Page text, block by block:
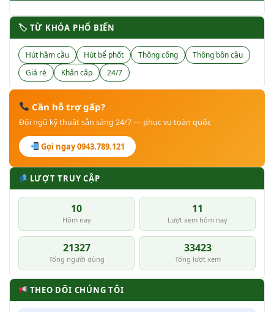
🏷 TỪ KHÓA PHỔ BIẾN
Hút hầm cầu Hút bể phốt Thông cống
Thông bồn cầu
Giá rẻ
Khẩn cấp 24/7
Cần hỗ trợ gấp?
Đội ngũ kỹ thuật sẵn sàng 24/7 — phục vụ toàn quốc
Gọi ngay 0943.789.121
LƯỢT TRUY CẬP
10
Hôm nay
11
Lượt xem hôm nay
21327
Tổng người dùng
33423
Tổng lượt xem
THEO DÕI CHÚNG TÔI